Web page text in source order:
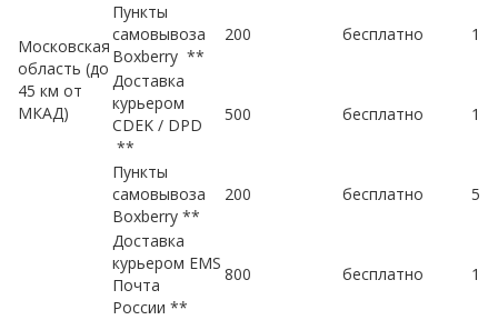
Московская
область (до
45 км от
МКАД)
Пункты
самовывоза
Boxberry **
200 бесплатно 1-
Доставка
курьером
CDEK / DPD
**
500 бесплатно 1-
Пункты
самовывоза
Boxberry **
200 бесплатно 5-
Доставка
курьером EMS
Почта
России **
800 бесплатно 1-